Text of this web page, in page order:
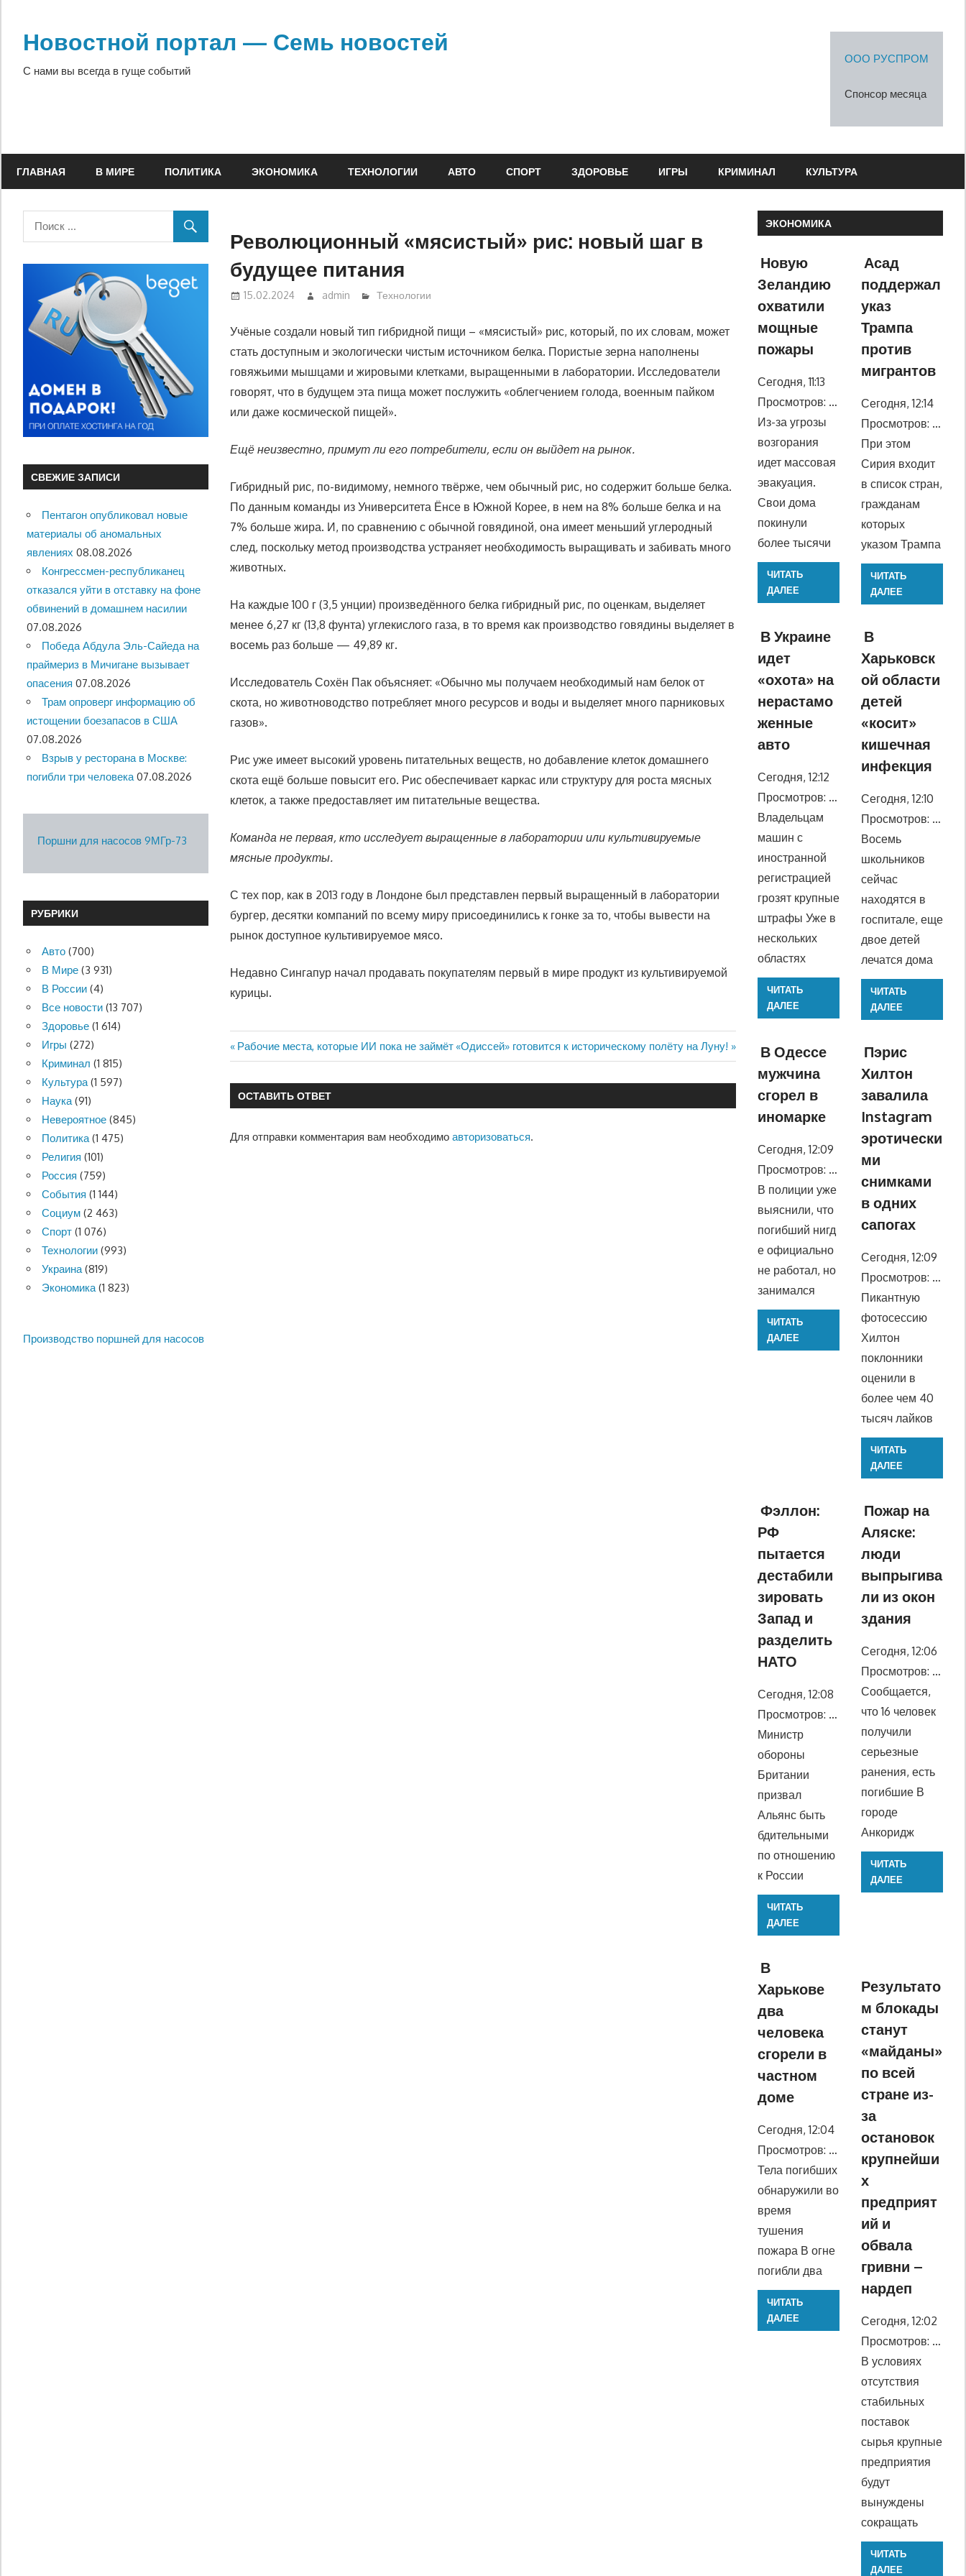
содержимому
Новостной портал — Семь новостей
С нами вы всегда в гуще событий
ООО РУСПРОМ
Спонсор месяца
ГЛАВНАЯ В МИРЕ ПОЛИТИКА ЭКОНОМИКА ТЕХНОЛОГИИ АВТО СПОРТ ЗДОРОВЬЕ ИГРЫ КРИМИНАЛ КУЛЬТУРА
Революционный «мясистый» рис: новый шаг в
будущее питания
15.02.2024 admin Технологии
Учёные создали новый тип гибридной пищи – «мясистый» рис, который, по их словам, может
стать доступным и экологически чистым источником белка. Пористые зерна наполнены
говяжьими мышцами и жировыми клетками, выращенными в лаборатории. Исследователи
говорят, что в будущем эта пища может послужить «облегчением голода, военным пайком
или даже космической пищей».
Ещё неизвестно, примут ли его потребители, если он выйдет на рынок.
Гибридный рис, по-видимому, немного твёрже, чем обычный рис, но содержит больше белка.
По данным команды из Университета Ёнсе в Южной Корее, в нем на 8% больше белка и на
7% больше жира. И, по сравнению с обычной говядиной, она имеет меньший углеродный
след, поскольку метод производства устраняет необходимость выращивать и забивать много
животных.
На каждые 100 г (3,5 унции) произведённого белка гибридный рис, по оценкам, выделяет
менее 6,27 кг (13,8 фунта) углекислого газа, в то время как производство говядины выделяет в
восемь раз больше — 49,89 кг.
Исследователь Сохён Пак объясняет: «Обычно мы получаем необходимый нам белок от
скота, но животноводство потребляет много ресурсов и воды и выделяет много парниковых
газов».
Рис уже имеет высокий уровень питательных веществ, но добавление клеток домашнего
скота ещё больше повысит его. Рис обеспечивает каркас или структуру для роста мясных
клеток, а также предоставляет им питательные вещества.
Команда не первая, кто исследует выращенные в лаборатории или культивируемые
мясные продукты.
С тех пор, как в 2013 году в Лондоне был представлен первый выращенный в лаборатории
бургер, десятки компаний по всему миру присоединились к гонке за то, чтобы вывести на
рынок доступное культивируемое мясо.
Недавно Сингапур начал продавать покупателям первый в мире продукт из культивируемой
курицы.
Навигация
по
записям
Предыдущая
запись:
Рабочие места, которые ИИ пока не займёт Следующая
запись:
«Одиссей» готовится к историческому полёту на Луну!
ОСТАВИТЬ ОТВЕТ
Для отправки комментария вам необходимоавторизоваться.
СВЕЖИЕ ЗАПИСИ
Пентагон опубликовал новые
материалы об аномальных
явлениях 08.08.2026
Конгрессмен-республиканец
отказался уйти в отставку на фоне
обвинений в домашнем насилии
07.08.2026
Победа Абдула Эль-Сайеда на
праймериз в Мичигане вызывает
опасения 07.08.2026
Трам опроверг информацию об
истощении боезапасов в США
07.08.2026
Взрыв у ресторана в Москве:
погибли три человека 07.08.2026
Поршни для насосов 9МГр-73
РУБРИКИ
Авто(700)
В Мире(3 931)
В России(4)
Все новости(13 707)
Здоровье(1 614)
Игры (272)
Криминал (1 815)
Культура(1 597)
Наука(91)
Невероятное(845)
Политика(1 475)
Религия (101)
Россия (759)
События (1 144)
Социум(2 463)
Спорт(1 076)
Технологии(993)
Украина(819)
Экономика(1 823)
Производство поршней для насосов
ЭКОНОМИКА
Новую
Зеландию
охватили
мощные
пожары
Сегодня, 11:13
Просмотров: …
Из-за угрозы
возгорания
идет массовая
эвакуация.
Свои дома
покинули
более тысячи
ЧИТАТЬ
ДАЛЕЕ
Асад
поддержал
указ
Трампа
против
мигрантов
Сегодня, 12:14
Просмотров: …
При этом
Сирия входит
в список стран,
гражданам
которых
указом Трампа
ЧИТАТЬ
ДАЛЕЕ
В Украине
идет
«охота» на
нерастамо
женные
авто
Сегодня, 12:12
Просмотров: …
Владельцам
машин с
иностранной
регистрацией
грозят крупные
штрафы Уже в
нескольких
областях
ЧИТАТЬ
ДАЛЕЕ
В
Харьковск
ой области
детей
«косит»
кишечная
инфекция
Сегодня, 12:10
Просмотров: …
Восемь
школьников
сейчас
находятся в
госпитале, еще
двое детей
лечатся дома
ЧИТАТЬ
ДАЛЕЕ
В Одессе
мужчина
сгорел в
иномарке
Сегодня, 12:09
Просмотров: …
В полиции уже
выяснили, что
погибший нигд
е официально
не работал, но
занимался
ЧИТАТЬ
ДАЛЕЕ
Пэрис
Хилтон
завалила
Instagram
эротически
ми
снимками
в одних
сапогах
Сегодня, 12:09
Просмотров: …
Пикантную
фотосессию
Хилтон
поклонники
оценили в
более чем 40
тысяч лайков
ЧИТАТЬ
ДАЛЕЕ
Фэллон:
РФ
пытается
дестабили
зировать
Запад и
разделить
НАТО
Сегодня, 12:08
Просмотров: …
Министр
обороны
Британии
призвал
Альянс быть
бдительными
по отношению
к России
ЧИТАТЬ
ДАЛЕЕ
Пожар на
Аляске:
люди
выпрыгива
ли из окон
здания
Сегодня, 12:06
Просмотров: …
Сообщается,
что 16 человек
получили
серьезные
ранения, есть
погибшие В
городе
Анкоридж
ЧИТАТЬ
ДАЛЕЕ
В
Харькове
два
человека
сгорели в
частном
доме
Сегодня, 12:04
Просмотров: …
Тела погибших
обнаружили во
время
тушения
пожара В огне
погибли два
ЧИТАТЬ
ДАЛЕЕ
Результато
м блокады
станут
«майданы»
по всей
стране из-
за
остановок
крупнейши
х
предприят
ий и
обвала
гривни –
нардеп
Сегодня, 12:02
Просмотров: …
В условиях
отсутствия
стабильных
поставок
сырья крупные
предприятия
будут
вынуждены
сокращать
ЧИТАТЬ
ДАЛЕЕ